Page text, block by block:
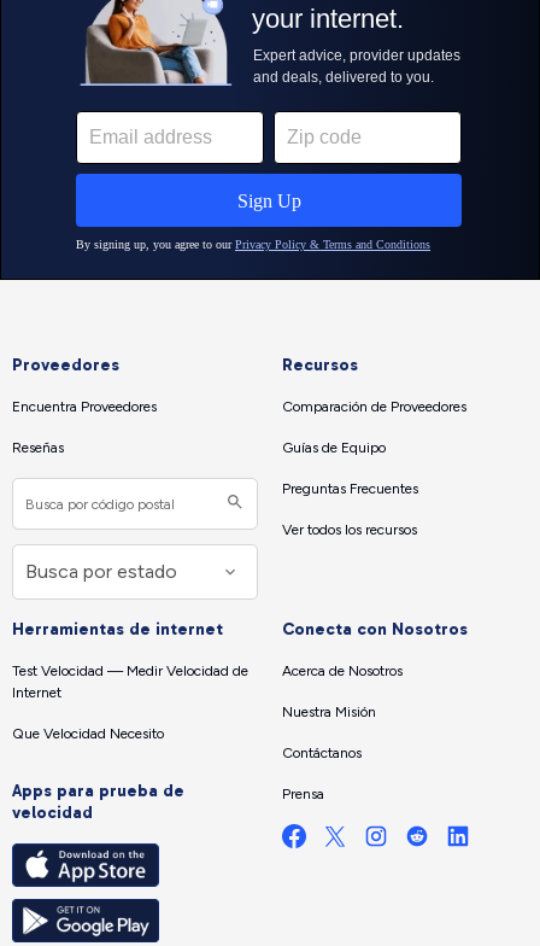
Proveedores
Encuentra Proveedores
Reseñas
Recursos
Comparación de Proveedores
Guías de Equipo
Preguntas Frecuentes
Ver todos los recursos
Herramientas de internet
Test Velocidad — Medir Velocidad de
Internet
Que Velocidad Necesito
Apps para prueba de
velocidad
Conecta con Nosotros
Acerca de Nosotros
Nuestra Misión
Contáctanos
Prensa